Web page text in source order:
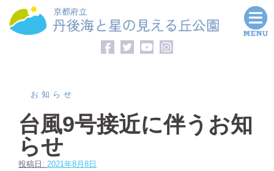
お知らせ
台風9号接近に伴うお知
らせ
投稿日: 2021年8月8日